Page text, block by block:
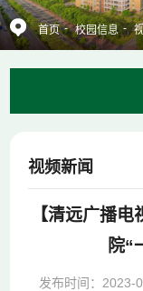
首页 - 校园信息 -
视频新闻
【清远广播
院“
发布时间：2023-